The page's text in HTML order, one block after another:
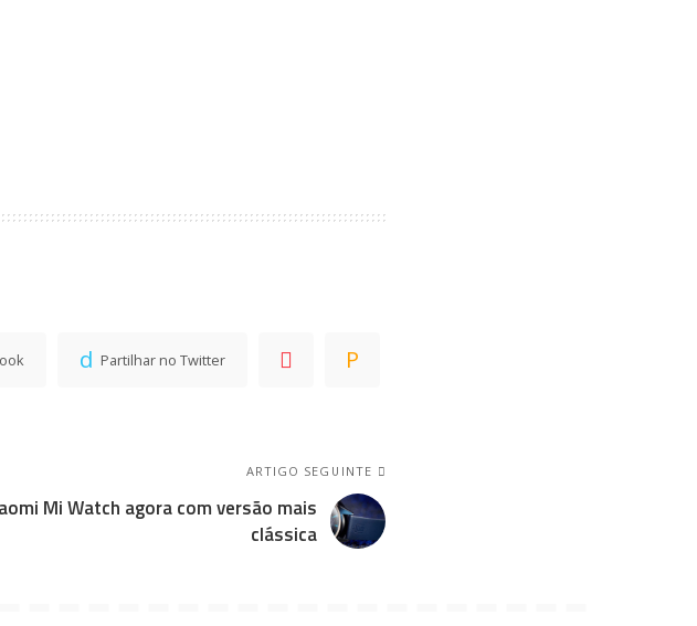
Partilhar no Twitter
ARTIGO SEGUINTE
Mi Watch agora com versão mais
clássica